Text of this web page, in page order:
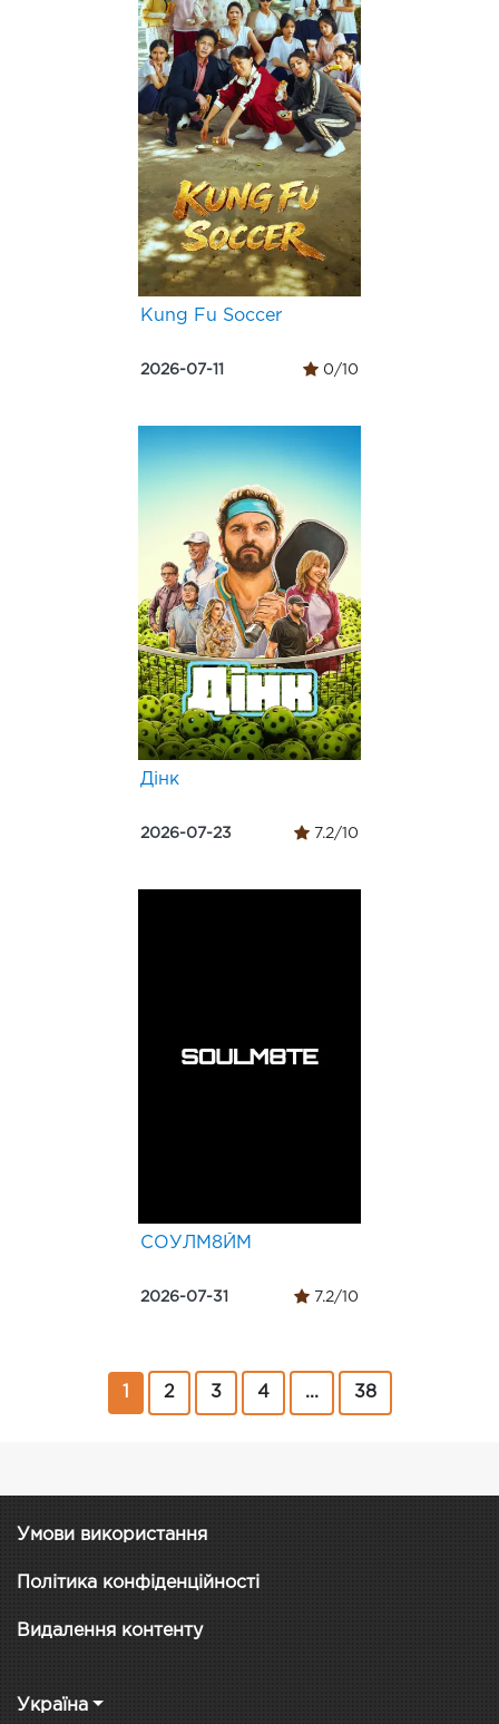
Kung Fu Soccer
2026-07-11 0/10
Дінк
2026-07-23 7.2/10
СОУЛМ8ЙМ
2026-07-31 7.2/10
2 3 4 ... 38
Умови використання
Політика конфіденційності
Видалення контенту
Україна